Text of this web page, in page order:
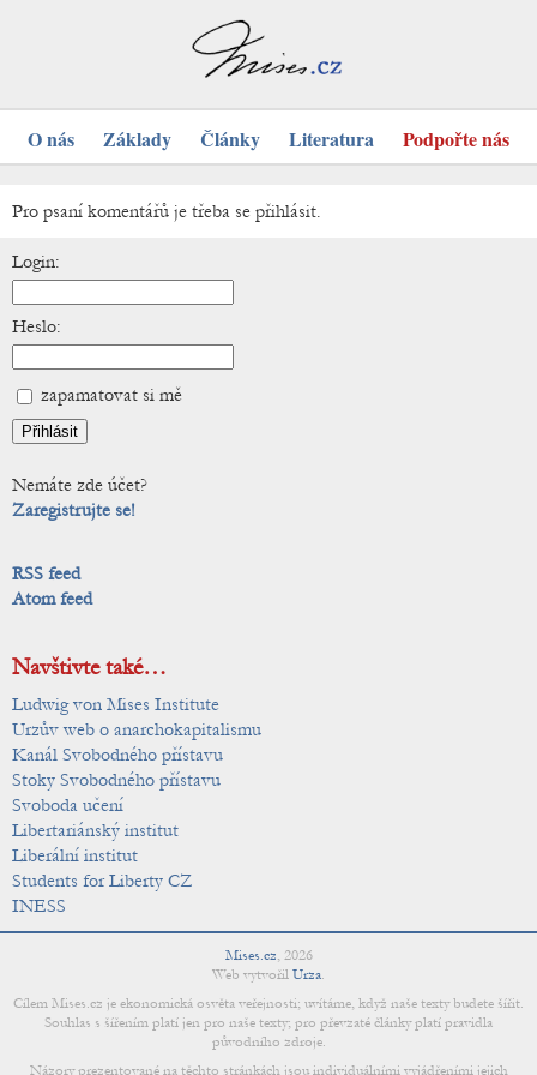
O nás Základy Články Literatura Podpořte nás
Pro psaní komentářů je třeba se přihlásit.
Login:
Heslo:
zapamatovat si mě
Nemáte zde účet?
Zaregistrujte se!
RSS feed
Atom feed
Navštivte také…
Ludwig von Mises Institute
Urzův web o anarchokapitalismu
Kanál Svobodného přístavu
Stoky Svobodného přístavu
Svoboda učení
Libertariánský institut
Liberální institut
Students for Liberty CZ
INESS
Mises.cz, 2026
Web vytvořil Urza.
Cílem Mises.cz je ekonomická osvěta veřejnosti; uvítáme, když naše texty budete šířit.
Souhlas s šířením platí jen pro naše texty; pro převzaté články platí pravidla
původního zdroje.
Názory prezentované na těchto stránkách jsou individuálními vyjádřeními jejich